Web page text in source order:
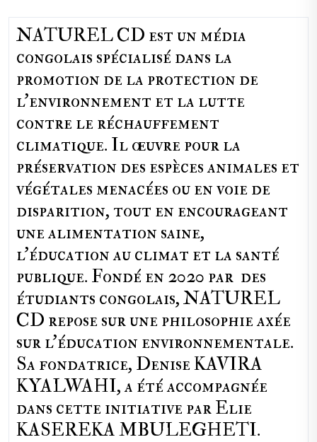
NATUREL CD est un média
congolais spécialisé dans la
promotion de la protection de
l’environnement et la lutte
contre le réchauffement
climatique. Il œuvre pour la
préservation des espèces animales et
végétales menacées ou en voie de
disparition, tout en encourageant
une alimentation saine,
l'éducation au climat et la santé
publique. Fondé en 2020 par des
étudiants congolais, NATUREL
CD repose sur une philosophie axée
sur l'éducation environnementale.
Sa fondatrice, Denise KAVIRA
KYALWAHI, a été accompagnée
dans cette initiative par Elie
KASEREKA MBULEGHETI.